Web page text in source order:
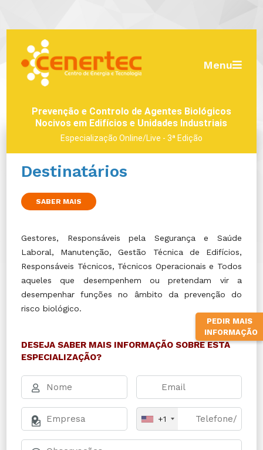
PEDIR MAIS
INFORMAÇÃO
Menu
Prevenção e Controlo de Agentes Biológicos
Nocivos em Edifícios e Unidades Industriais
Especialização Online/Live - 3ª Edição
Destinatários
SABER MAIS
Gestores, Responsáveis pela Segurança e Saúde
Laboral, Manutenção, Gestão Técnica de Edifícios,
Responsáveis Técnicos, Técnicos Operacionais e Todos
aqueles que desempenhem ou pretendam vir a
desempenhar funções no âmbito da prevenção do
risco biológico.
DESEJA SABER MAIS INFORMAÇÃO SOBRE ESTA
ESPECIALIZAÇÃO?
+1